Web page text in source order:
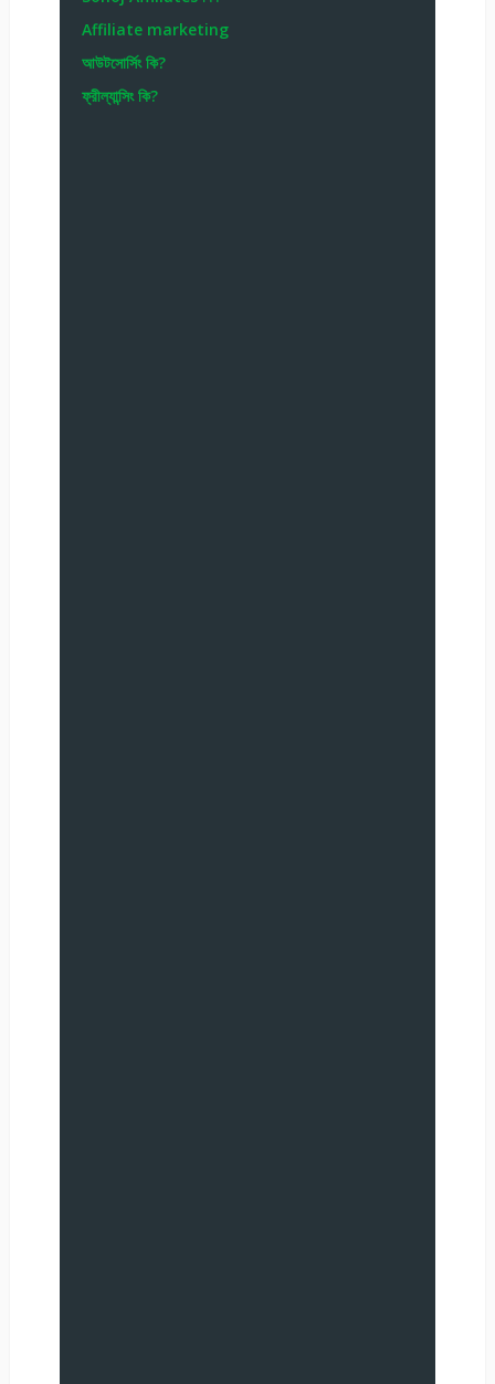
Affiliate marketing
আউটসোর্সিং কি?
ফ্রীল্যান্সিং কি?